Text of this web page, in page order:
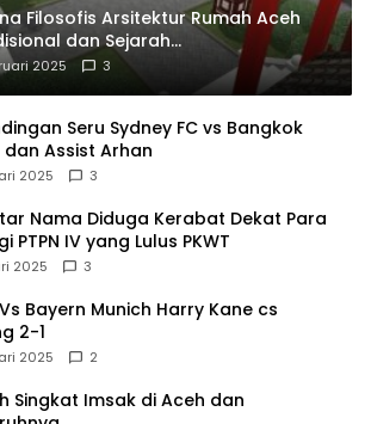
Filosofis Arsitektur Rumah Aceh
dan Sejarah
2025 3
Seru Sydney FC vs Bangkok
dan Assist Arhan
2025 3
Nama Diduga Kerabat Dekat Para
PTPN IV yang Lulus PKWT
2025 3
Bayern Munich Harry Kane cs
2-1
2025 2
Singkat Imsak di Aceh dan